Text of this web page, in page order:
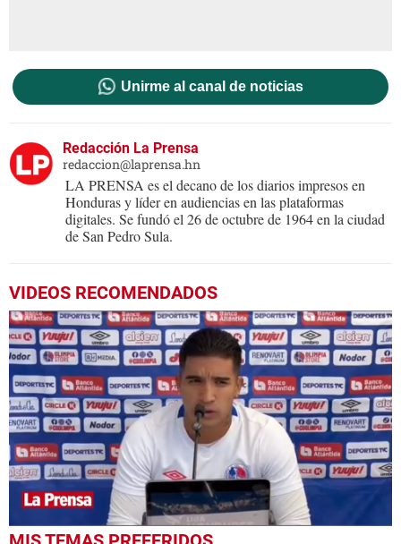
Unirme al canal de noticias
Redacción La Prensa
redaccion@laprensa.hn
LA PRENSA es el decano de los diarios impresos en
Honduras y líder en audiencias en las plataformas
digitales. Se fundó el 26 de octubre de 1964 en la ciudad
de San Pedro Sula.
VIDEOS RECOMENDADOS
0